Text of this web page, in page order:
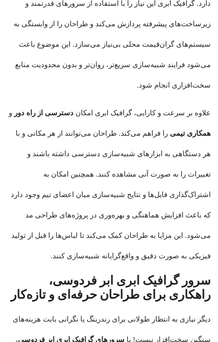
دارد. گرافیک ابری این نیاز را با استفاده از سرورهای قدرتمند و
زیرساخت‌های پیشرفته پردازش می‌کند و طراحان را از وابستگی به
سیستم‌های گران‌قیمت محلی بی‌نیاز می‌سازد. این موضوع باعث
می‌شود فرایند شبیه‌سازی سریع‌تر، روان‌تر و بدون محدودیت منابع
سخت‌افزاری انجام شود.
علاوه بر سرعت و کارایی، گرافیک ابری امکان دسترسی از راه دور و
همکاری تیمی را فراهم می‌کند. طراحان می‌توانند از هر مکانی و با
هر دستگاهی به ابزارهای شبیه‌سازی دسترسی داشته باشند و
تغییرات را به صورت آنی مشاهده کنند. همچنین امکان به
اشتراک‌گذاری فایل‌ها و نتایج شبیه‌سازی میان اعضای تیم وجود دارد
که باعث افزایش هماهنگی و بهره‌وری در پروژه‌های طراحی مد
می‌شود. این مزایا به طراحان کمک می‌کند تا لباس‌ها را قبل از تولید
فیزیکی به صورت دقیق و واقع‌گرایانه شبیه‌سازی کنند.
سرور گرافیک ابری ابر فردوسی،
راهکاری برای طراحان حرفه‌ای و تازه‌کار
دیگر نیازی به انتظار طولانی برای رندرینگ یا نگرانی بابت هزینه‌های
سنگین سخت‌افزار نیست! با سرورهای گرافیک ابری ابر فردوسی،